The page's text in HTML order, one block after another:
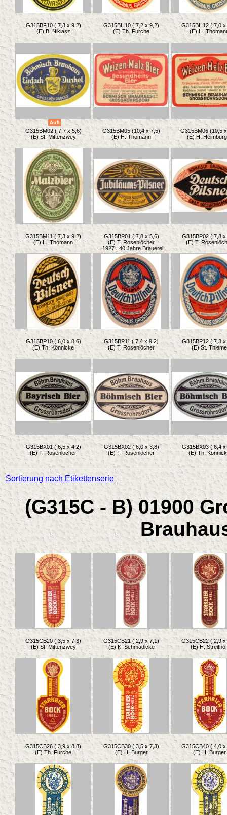
G315BF10 ( 7,3 x 9,2)
(E) B. Niklasz
G315BH10 ( 7,2 x 9,2)
(E) Th. Furche
G315BH12 ( 7,0 x
(E) H.
G315BM02 ( 7,7 x 5,6)
(E) St. Mittenzwey
G315BM05 (10,4 x 7,5)
(E) H. Thomann
G315BM06 (10,5
(E) H.
G315BM11 ( 7,3 x 9,2)
(E) H. Thomann
G315BP01 ( 7,8 x 5,6)
(E) T. Rosenlöcher
=1927 : 40 Jahre Brauerei
G315BP02 ( 7,8 x
(E) T.
G315BP10 ( 6,0 x 8,6)
(E) Th. Könnicke
G315BP11 ( 7,4 x 9,2)
(E) T. Rosenlöcher
G315BP12 ( 7,3 x
(E) St. Thieme
G315BX01 ( 6,5 x 4,2)
(E) T. Rosenlöcher
G315BX02 ( 6,0 x 3,8)
(E) T. Rosenlöcher
G315BX03 ( 6,4 x
(E) Th.
Sortierung nach Etikettenserie
(G315C - B) 01900
G315CB20 ( 3,5 x 7,3)
(E) St. Mittenzwey
G315CB21 ( 2,9 x 7,1)
(E) K. Schmädicke
G315CB22 ( 2,9 x
(E) H.
G315CB26 ( 3,9 x 8,8)
(E) Th. Furche
G315CB30 ( 3,5 x 7,3)
(E) H. Burger
G315CB40 ( 4,0 x
(E) H. Burger